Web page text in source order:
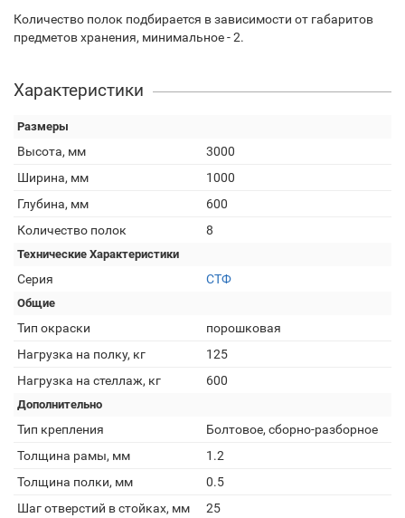
Количество полок подбирается в зависимости от габаритов
предметов хранения, минимальное - 2.
Характеристики
Размеры
Высота, мм
3000
Ширина, мм
1000
Глубина, мм
600
Количество полок
8
Технические Характеристики
Серия СТФ
Общие
Тип окраски
порошковая
Нагрузка на полку, кг
125
Нагрузка на стеллаж, кг
600
Дополнительно
Тип крепления
Болтовое, сборно-разборное
Толщина рамы, мм
1.2
Толщина полки, мм
0.5
Шаг отверстий в стойках, мм
25